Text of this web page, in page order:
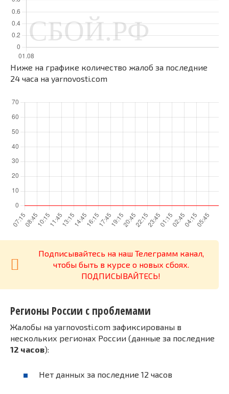
Ниже на графике количество жалоб за последние
24 часа на yarnovosti.com
Подписывайтесь на наш Телеграмм канал,
чтобы быть в курсе о новых сбоях.
ПОДПИСЫВАЙТЕСЬ!
Регионы России с проблемами
Жалобы на yarnovosti.com зафиксированы в
нескольких регионах России (данные за последние
12 часов):
Нет данных за последние 12 часов